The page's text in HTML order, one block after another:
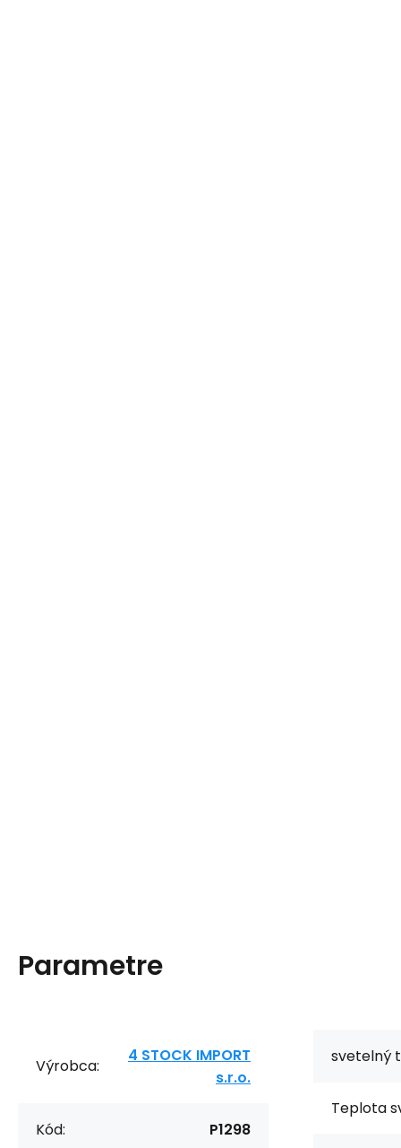
Parametre
Výrobca:
4 STOCK IMPORT
s.r.o.
Kód: P1298
svetelný
Teplota